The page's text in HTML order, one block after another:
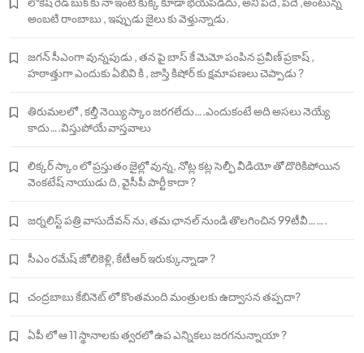
అంబటి రాంబాబు , ఇప్పుడు జైలు కు వెళ్తున్నాడు.
జగన్ సీఎంగా వున్నపుడు , తన పై బాస్ కే మెమో పంపిన ప్రవీణ్ ప్రకాష్ ,
హఠాత్తుగా ఎందుకు ఏబివి కి , జాస్తి కిషోర్ కు క్షమాపణలు చెప్పాడు ?
తిరుమలలో , కల్తీ నెయ్యి స్కాం జరగలేదు….ఎందుకంటే అది అసలు నెయ్యే
కాదు….విస్తుపోయే వాస్తవాలు
లిక్కర్ స్కాం లో ప్రస్తుతం జైల్లో వున్న, నోట్ల కట్ల సెల్ఫీ వీడియో తో దొరికిపోయిన
వెంకటేష్ నాయుడు ది, వైసీపీ పార్టీ కాదా ?
జర్నలిస్ట్ పత్రి వాసుదేవన్ ను, తమ ఛానల్ నుండి తొలగించిన 99టీవీ…….
సీఎం రమేష్ జోలికెళ్లి, కేటీఆర్ ఇరుక్కున్నాడా ?
చంద్రబాబు కేబినెట్ లో కొంతమంది మంత్రులకు ఉద్వాసన తప్పదా?
ఏపీ లో ఆ 11 స్థానాలకు త్వరలో ఉప ఎన్నికలు జరగనున్నాయా ?